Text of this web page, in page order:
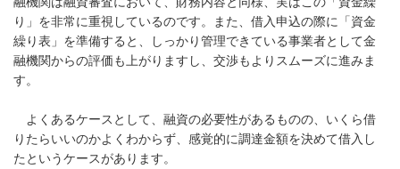
り」を非常に重視しているのです。また、借入申込の際に「資金
繰り表」を準備すると、しっかり管理できている事業者として金
融機関からの評価も上がりますし、交渉もよりスムーズに進みま
す。
よくあるケースとして、融資の必要性があるものの、いくら借
りたらいいのかよくわからず、感覚的に調達金額を決めて借入し
たというケースがあります。